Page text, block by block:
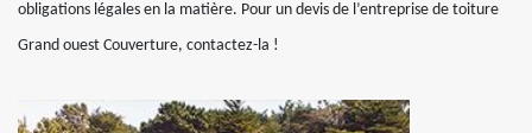
obligations légales en la matière. Pour un devis de l’entreprise de toiture
Grand ouest Couverture, contactez-la !